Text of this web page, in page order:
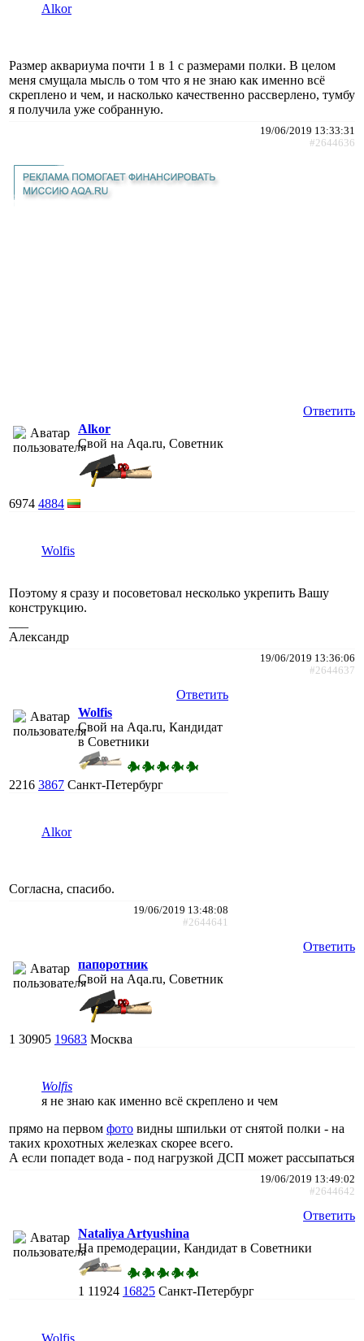
Alkor
Размер аквариума почти 1 в 1 с размерами полки. В целом
меня смущала мысль о том что я не знаю как именно всё
скреплено и чем, и насколько качественно рассверлено, тумбу
я получила уже собранную.
19/06/2019 13:33:31
#2644636
Ответить
Alkor
Свой на Aqa.ru, Советник
6974 4884
Wolfis
Поэтому я сразу и посоветовал несколько укрепить Вашу
конструкцию.
Александр
19/06/2019 13:36:06
#2644637
Ответить
Wolfis
Свой на Aqa.ru, Кандидат
в Советники
2216 3867 Санкт-Петербург
Alkor
Согласна, спасибо.
19/06/2019 13:48:08
#2644641
Ответить
папоротник
Свой на Aqa.ru, Советник
1 30905 19683 Москва
Wolfis
я не знаю как именно всё скреплено и чем
прямо на первом фото видны шпильки от снятой полки - на
таких крохотных железках скорее всего.
А если попадет вода - под нагрузкой ДСП может рассыпаться
19/06/2019 13:49:02
#2644642
Ответить
Nataliya Artyushina
На премодерации, Кандидат в Советники
1 11924 16825 Санкт-Петербург
Wolfis